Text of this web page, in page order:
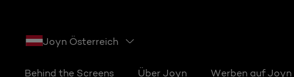
Joyn Österreich
Behind the Screens Über Joyn Werben auf Joyn